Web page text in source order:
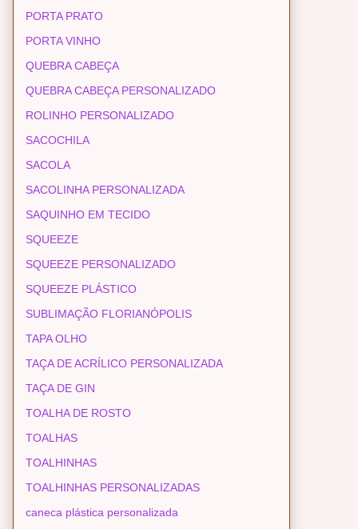
PORTA PRATO
PORTA VINHO
QUEBRA CABEÇA
QUEBRA CABEÇA PERSONALIZADO
ROLINHO PERSONALIZADO
SACOCHILA
SACOLA
SACOLINHA PERSONALIZADA
SAQUINHO EM TECIDO
SQUEEZE
SQUEEZE PERSONALIZADO
SQUEEZE PLÁSTICO
SUBLIMAÇÃO FLORIANÓPOLIS
TAPA OLHO
TAÇA DE ACRÍLICO PERSONALIZADA
TAÇA DE GIN
TOALHA DE ROSTO
TOALHAS
TOALHINHAS
TOALHINHAS PERSONALIZADAS
caneca plástica personalizada